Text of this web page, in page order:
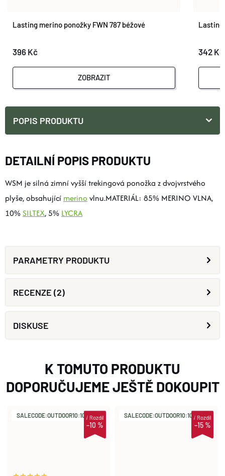
Lasting merino ponožky FWN 787 béžové
396 Kč
ZOBRAZIT
Lasting
342 Kč
POPIS PRODUKTU
DETAILNÍ POPIS PRODUKTU
WSM je silná zimní vyšší trekingová ponožka z dvojvrstvého
plyše, obsahující merino vlnu.MATERIÁL: 85% MERINO VLNA,
10% SILTEX, 5% LYCRA
PARAMETRY PRODUKTU
RECENZE (2)
DISKUSE
K TOMUTO PRODUKTU
DOPORUČUJEME JEŠTĚ DOKOUPIT
SALECODE:OUTDOOR10:10:%
–10 %
iRozdíl SALECODE:OUTDOOR10:10:%
–15 %
iRozdíl